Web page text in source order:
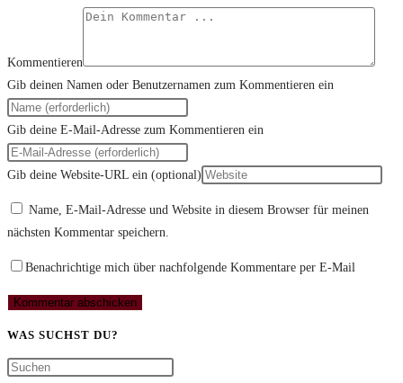
Kommentieren
Gib deinen Namen oder Benutzernamen zum Kommentieren ein
Gib deine E-Mail-Adresse zum Kommentieren ein
Gib deine Website-URL ein (optional)
Name, E-Mail-Adresse und Website in diesem Browser für meinen
nächsten Kommentar speichern.
Benachrichtige mich über nachfolgende Kommentare per E-Mail
WAS SUCHST DU?